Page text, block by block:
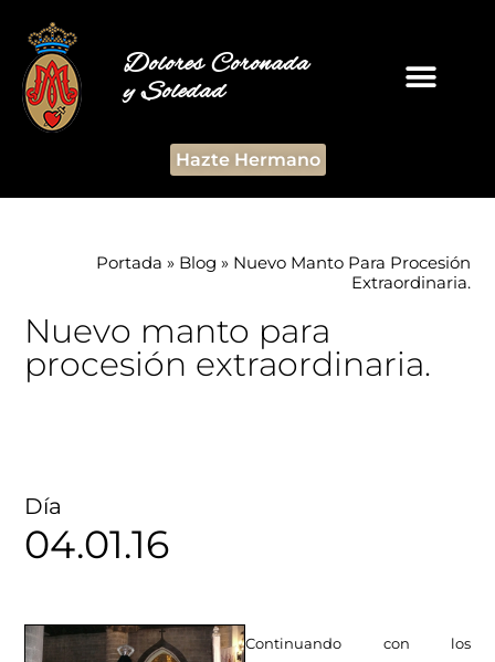
Dolores Coronada
y Soledad
Hazte Hermano
Portada » Blog » Nuevo Manto Para Procesión
Extraordinaria.
Nuevo manto para
procesión extraordinaria.
Día
04.01.16
Continuando con los